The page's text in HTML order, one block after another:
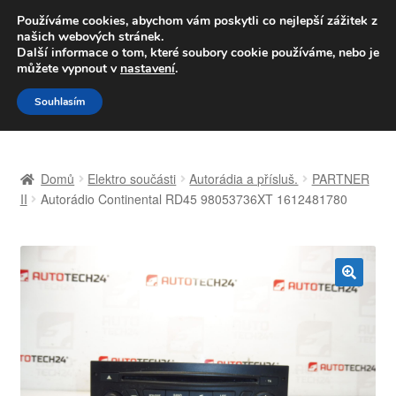
DOPRAVA od 139,-Kč
Volejte po-pá 9-16 704 494 494
Přeskočit
na
navigaci
Přejít
k
obsahu
Celosvětová doprava
Kontakt
Domů Elektro součásti Autorádia a přísluš.
PARTNER
II
Autorádio Continental RD45 98053736XT 1612481780
🔍
Používáme cookies, abychom vám poskytli co nejlepší zážitek z
našich webových stránek.
Další informace o tom, které soubory cookie používáme, nebo je
můžete vypnout v nastavení.
Souhlasím